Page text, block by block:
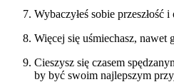
Wybaczyłeś sobie przeszłość
Więcej się uśmiechasz, nawet
Cieszysz się czasem
by być swoim najlepszym